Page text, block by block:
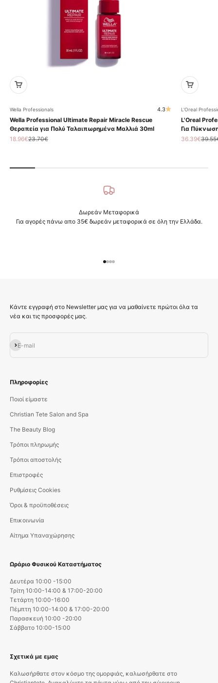
Wella Professionals 4.3
Wella Professional Ultimate Repair Miracle Rescue
Θεραπεία για Πολύ Ταλαιπωρημένα Μαλλιά 30ml
Τιμή πώλησης
18.96€Κανονική τιμή
23.70€
L'Oreal
L'Oreal
Για
Τιμή
36.39€
Δωρεάν Μεταφορικά
Για αγορές πάνω απο 35€ δωρεάν μεταφορικά σε όλη την Ελλάδα.
Κάντε εγγραφή στο Newsletter μας για να μαθαίνετε πρώτοι όλα τα
νέα και τις προσφορές μας.
E-mail
Εγγραφή
Πληροφορίες
Ποιοί είμαστε
Christian Tete Salon and Spa
The Beauty Blog
Τρόποι πληρωμής
Τρόποι αποστολής
Επιστροφές
Ρυθμίσεις Cookies
Όροι & προϋποθέσεις
Επικοινωνία
Αίτημα Υπαναχώρησης
Ωράριο Φυσικού Καταστήματος
Δευτέρα 10:00 -15:00
Τρίτη 10:00-14:00 & 17:00-20:00
Τετάρτη 10:00-16:00
Πέμπτη 10:00-14:00 & 17:00-20:00
Παρασκευή 10:00 -20:00
Σάββατο 10:00-15:00
Σχετικά με εμας
Καλωσήρθατε στον κόσμο της ομορφιάς, καλωσήρθατε στο